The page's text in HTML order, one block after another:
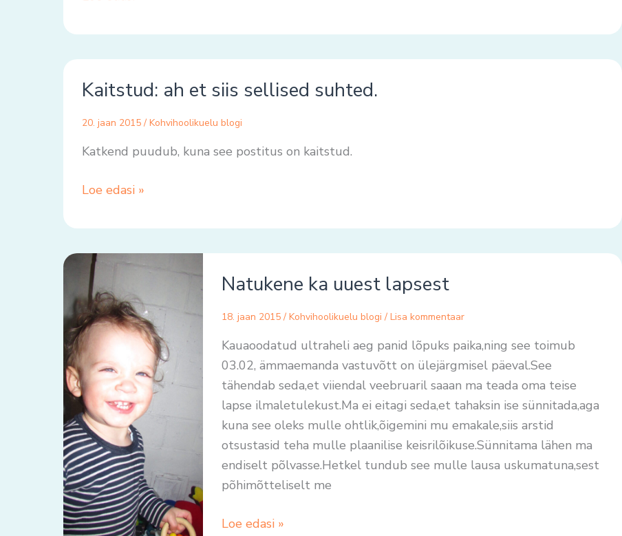
Kaitstud: ah et siis sellised suhted.
20. jaan 2015 / Kohvihoolikuelu blogi
Katkend puudub, kuna see postitus on kaitstud.
ah
siis
sellised
Loe edasi »
Natukene ka uuest lapsest
18. jaan 2015 / Kohvihoolikuelu blogi / Lisa kommentaar
Kauaoodatud ultraheli aeg panid lõpuks paika,ning see toimub
03.02, ämmaemanda vastuvõtt on ülejärgmisel päeval.See
tähendab seda,et viiendal veebruaril saaan ma teada oma teise
lapse ilmaletulekust.Ma ei eitagi seda,et tahaksin ise sünnitada,aga
kuna see oleks mulle ohtlik,õigemini mu emakale,siis arstid
otsustasid teha mulle plaanilise keisrilõikuse.Sünnitama lähen ma
endiselt põlvasse.Hetkel tundub see mulle lausa uskumatuna,sest
põhimõtteliselt me
ka
lapsest
Loe edasi »